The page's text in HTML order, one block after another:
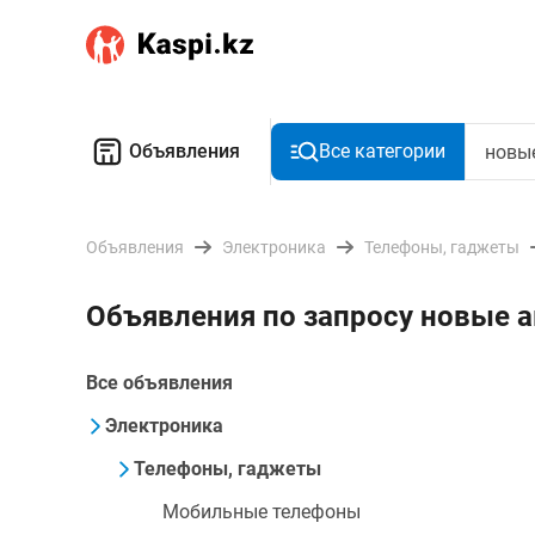
Объявления Все категории
Объявления Электроника Телефоны, гаджеты
Объявления по запросу новые
Все объявления
Электроника
Телефоны, гаджеты
Мобильные телефоны